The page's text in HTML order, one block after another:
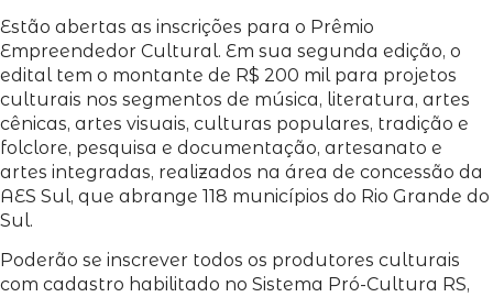
Estão abertas as inscrições para o Prêmio
Empreendedor Cultural. Em sua segunda edição, o
edital tem o montante de R$ 200 mil para projetos
culturais nos segmentos de música, literatura, artes
cênicas, artes visuais, culturas populares, tradição e
folclore, pesquisa e documentação, artesanato e
artes integradas, realizados na área de concessão da
AES Sul, que abrange 118 municípios do Rio Grande do
Sul.
Poderão se inscrever todos os produtores culturais
com cadastro habilitado no Sistema Pró-Cultura RS,